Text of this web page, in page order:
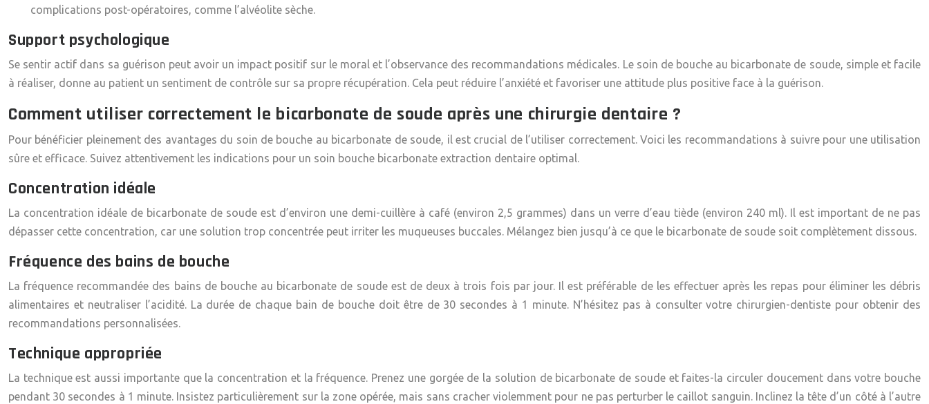
complications post-opératoires, comme l’alvéolite sèche.
Support psychologique
Se sentir actif dans sa guérison peut avoir un impact positif sur le moral et l’observance des recommandations médicales. Le soin de bouche au bicarbonate de soude, simple et facile
à réaliser, donne au patient un sentiment de contrôle sur sa propre récupération. Cela peut réduire l’anxiété et favoriser une attitude plus positive face à la guérison.
Comment utiliser correctement le bicarbonate de soude après une chirurgie dentaire ?
Pour bénéficier pleinement des avantages du soin de bouche au bicarbonate de soude, il est crucial de l’utiliser correctement. Voici les recommandations à suivre pour une utilisation
sûre et efficace. Suivez attentivement les indications pour un soin bouche bicarbonate extraction dentaire optimal.
Concentration idéale
La concentration idéale de bicarbonate de soude est d’environ une demi-cuillère à café (environ 2,5 grammes) dans un verre d’eau tiède (environ 240 ml). Il est important de ne pas
dépasser cette concentration, car une solution trop concentrée peut irriter les muqueuses buccales. Mélangez bien jusqu’à ce que le bicarbonate de soude soit complètement dissous.
Fréquence des bains de bouche
La fréquence recommandée des bains de bouche au bicarbonate de soude est de deux à trois fois par jour. Il est préférable de les effectuer après les repas pour éliminer les débris
alimentaires et neutraliser l’acidité. La durée de chaque bain de bouche doit être de 30 secondes à 1 minute. N’hésitez pas à consulter votre chirurgien-dentiste pour obtenir des
recommandations personnalisées.
Technique appropriée
La technique est aussi importante que la concentration et la fréquence. Prenez une gorgée de la solution de bicarbonate de soude et faites-la circuler doucement dans votre bouche
pendant 30 secondes à 1 minute. Insistez particulièrement sur la zone opérée, mais sans cracher violemment pour ne pas perturber le caillot sanguin. Inclinez la tête d’un côté à l’autre